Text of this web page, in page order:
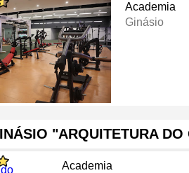
Academia
Ginásio
"ARQUITETURA DO
Academia